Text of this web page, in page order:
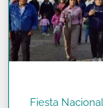
Fiesta